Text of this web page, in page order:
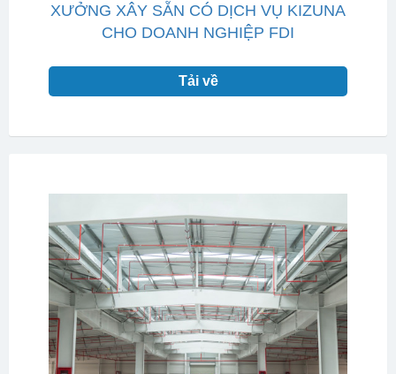
XƯỞNG XÂY SẴN CÓ DỊCH VỤ KIZUNA
CHO DOANH NGHIỆP FDI
Tải về